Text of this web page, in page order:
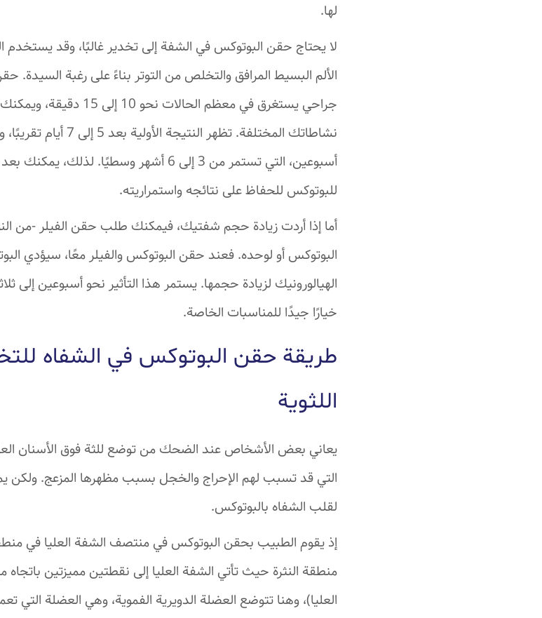
لها.
لا يحتاج حقن البوتوكس في الشفة إلى تخدير غالبًا، وقد يستخدم
الألم البسيط المرافق والتخلص من التوتر بناءً على رغبة السيدة.
جراحي يستغرق في معظم
نشاطاتك المختلفة. تظهر
أسبوعين، التي تستمر من 3 إلى 6 أشهر وسطيًا.
للبوتوكس للحفاظ على نتائجه واستمراريته.
أما إذا أردت زيادة حجم شفتيك، فيمكنك طلب حقن الفيلر -من
البوتوكس أو لوحده. فعند حقن البوتوكس والفيلر معًا، سيؤدي
الهيالورونيك لزيادة حجمها. يستمر هذا التأثير نحو أسبوعين إلى
خيارًا جيدًا للمناسبات الخاصة.
طريقة حقن البوتوكس في الشفاه
اللثوية
يعاني بعض الأشخاص عند الضحك من توضع للثة فوق الأسنان
التي قد تسبب لهم الإحراج والخجل بسبب مظهرها المزعج. ولكن
لقلب الشفاه بالبوتوكس.
إذ يقوم الطبيب بحقن البوتوكس في منتصف الشفة العليا في
منطقة النثرة حيث تأتي الشفة العليا إلى نقطتين مميزتين
العليا)، وهنا تتوضع العضلة الدويرية الفموية، وهي العضلة